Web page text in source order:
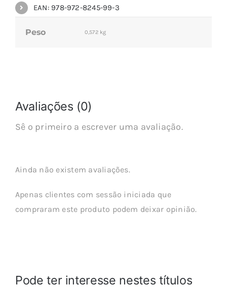
EAN: 978-972-8245-99-3
Peso 0,572 kg
Avaliações (0)
Sê o primeiro a escrever uma avaliação.
Ainda não existem avaliações.
Apenas clientes com sessão iniciada que
compraram este produto podem deixar opinião.
Pode ter interesse nestes títulos